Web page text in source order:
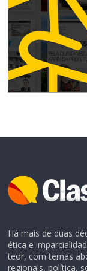
Há mais de duas
ética e
teor, com temas
regionais, política,